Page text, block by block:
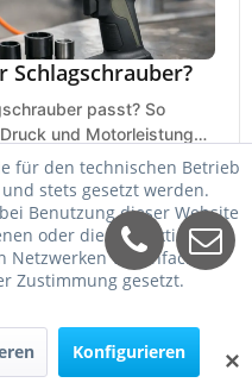
passt? So
und Motorleistung
✕
für den technischen Betrieb
stets gesetzt werden.
Benutzung dieser Website
oder die Interaktion mit
Netzwerken vereinfachen
Zustimmung gesetzt.
Konfigurieren